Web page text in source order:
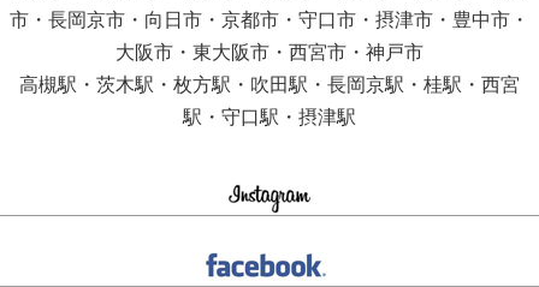
市・長岡京市・向日市・京都市・守口市・摂津市・豊中市・
大阪市・東大阪市・西宮市・神戸市
高槻駅・茨木駅・枚方駅・吹田駅・長岡京駅・桂駅・西宮
駅・守口駅・摂津駅